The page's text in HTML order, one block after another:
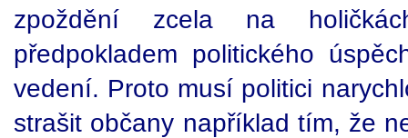
zpoždění zcela na
předpokladem politického
vedení. Proto musí politici
strašit občany například tím, že